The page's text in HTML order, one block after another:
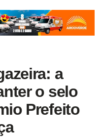
a
o selo
Prefeito